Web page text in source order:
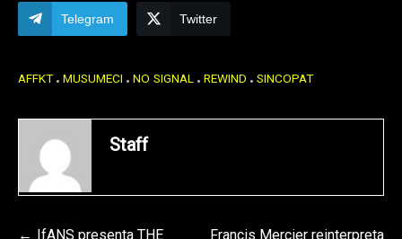
Telegram Twitter
AFFKT MUSUMECI NO SIGNAL REWIND SINCOPAT
Staff